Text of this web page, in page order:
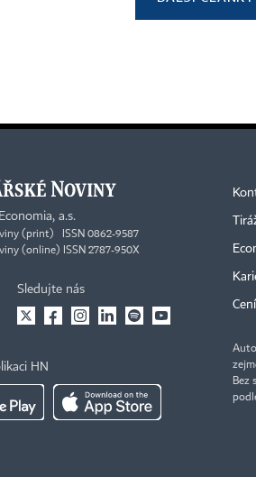
Economia, a.s.
(print) ISSN 0862-9587
(online) ISSN 2787-950X
Sledujte nás
HN
Bez